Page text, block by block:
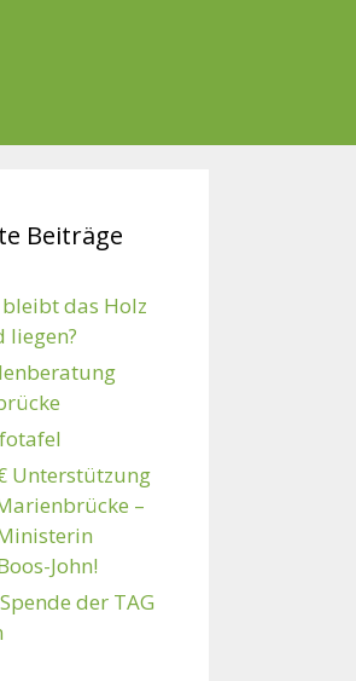
Beiträge
das Holz
liegen?
Unterstützung
–
John!
der TAG